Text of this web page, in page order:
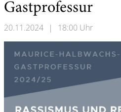
Gastprofessur
20.11.2024 | 18:00 Uhr